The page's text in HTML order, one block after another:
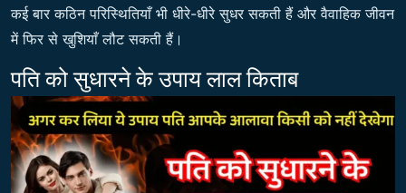
कई बार कठिन परिस्थितियाँ भी धीरे-धीरे सुधर सकती हैं और वैवाहिक जीवन
में फिर से खुशियाँ लौट सकती हैं।
पति को सुधारने के उपाय लाल किताब